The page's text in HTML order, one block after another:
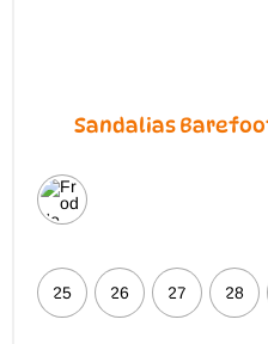
Sandalias Barefoot
25 26 27 28